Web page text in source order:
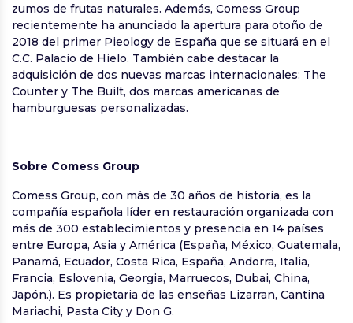
zumos de frutas naturales. Además, Comess Group
recientemente ha anunciado la apertura para otoño de
2018 del primer Pieology de España que se situará en el
C.C. Palacio de Hielo. También cabe destacar la
adquisición de dos nuevas marcas internacionales: The
Counter y The Built, dos marcas americanas de
hamburguesas personalizadas.
Sobre Comess Group
Comess Group, con más de 30 años de historia, es la
compañía española líder en restauración organizada con
más de 300 establecimientos y presencia en 14 países
entre Europa, Asia y América (España, México, Guatemala,
Panamá, Ecuador, Costa Rica, España, Andorra, Italia,
Francia, Eslovenia, Georgia, Marruecos, Dubai, China,
Japón.). Es propietaria de las enseñas Lizarran, Cantina
Mariachi, Pasta City y Don G.